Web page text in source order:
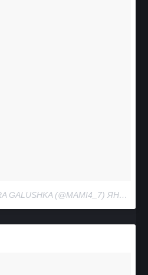
(@MAMI4_7) ЯНВ 17, 2018 AT 12:05 PST